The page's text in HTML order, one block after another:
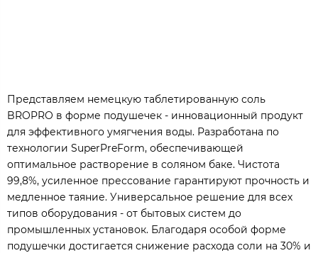
Представляем немецкую таблетированную соль
BROPRO в форме подушечек - инновационный продукт
для эффективного умягчения воды. Разработана по
технологии SuperPreForm, обеспечивающей
оптимальное растворение в соляном баке. Чистота
99,8%, усиленное прессование гарантируют прочность и
медленное таяние. Универсальное решение для всех
типов оборудования - от бытовых систем до
промышленных установок. Благодаря особой форме
подушечки достигается снижение расхода соли на 30% и